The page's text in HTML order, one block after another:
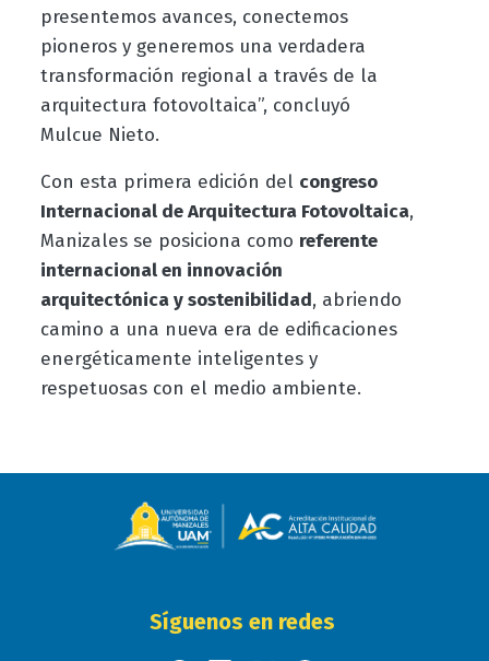
presentemos avances, conectemos
pioneros y generemos una verdadera
transformación regional a través de la
arquitectura fotovoltaica”, concluyó
Mulcue Nieto.
Con esta primera edición del congreso
Internacional de Arquitectura Fotovoltaica,
Manizales se posiciona como referente
internacional en innovación
arquitectónica y sostenibilidad, abriendo
camino a una nueva era de edificaciones
energéticamente inteligentes y
respetuosas con el medio ambiente.
Síguenos en redes